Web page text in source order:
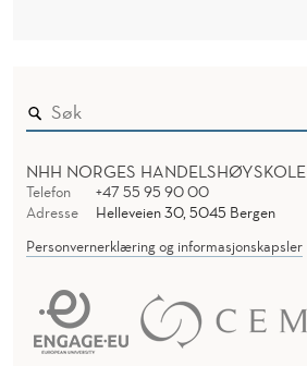
NHH NORGES HANDELSHØYSKOLE
Telefon
+47 55 95 90 00
Adresse
Helleveien 30, 5045 Bergen
Personvernerklæring og informasjonskapsler